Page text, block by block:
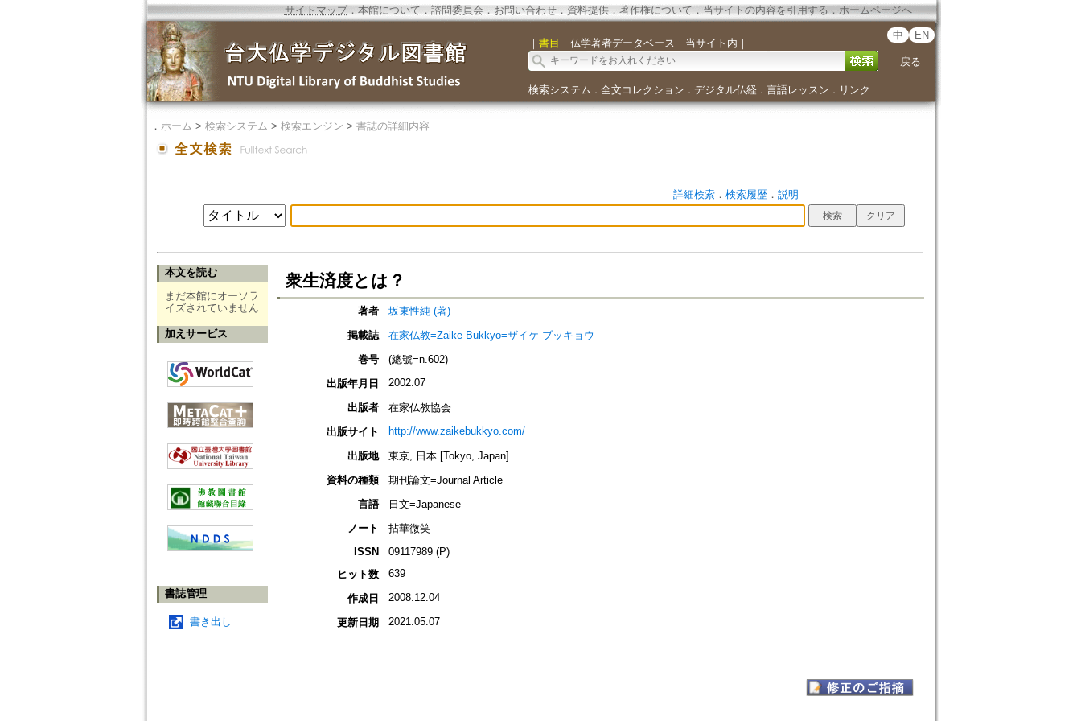
サイトマップ．本館について ． 諮問委員会． お問い合わせ． 資料提供． 著作権について．当サイトの内容を引用する ． ホームページへ
｜ 書目 ｜ 仏学著者データベース ｜ 当サイト内 ｜
中 EN
戻る
検索システム ． 全文コレクション ． デジタル仏経． 言語レッスン ． リンク
． ホーム > 検索システム > 検索エンジン > 書誌の詳細内容
詳細検索． 検索履歴． 説明
本文を読む
まだ本館にオーソラ
イズされていません
加えサービス
書誌管理
書き出し
衆生済度とは？
著者
坂東性純 (著)
掲載誌
在家仏教=Zaike Bukkyo=ザイケ ブッキョウ
巻号
(總號=n.602)
出版年月日
2002.07
出版者
在家仏教協会
出版サイト
http://www.zaikebukkyo.com/
出版地
東京, 日本 [Tokyo, Japan]
資料の種類
期刊論文=Journal Article
言語
日文=Japanese
ノート
拈華微笑
ISSN
09117989 (P)
ヒット数
639
作成日 2008.12.04
更新日期 2021.05.07